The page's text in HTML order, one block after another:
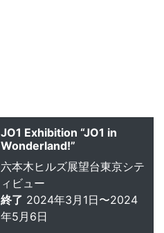
JO1 Exhibition “JO1 in
Wonderland!”
六本木ヒルズ展望台東京シテ
ィビュー
終了 2024年3月1日〜2024
年5月6日